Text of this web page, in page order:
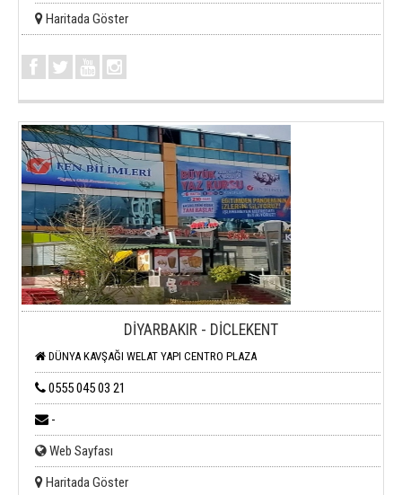
Haritada Göster
DİYARBAKIR - DİCLEKENT
DÜNYA KAVŞAĞI WELAT YAPI CENTRO PLAZA
0555 045 03 21
-
Web Sayfası
Haritada Göster